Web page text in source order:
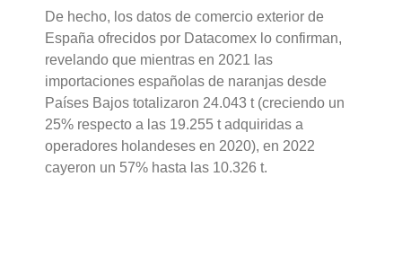
De hecho, los datos de comercio exterior de
España ofrecidos por Datacomex lo confirman,
revelando que mientras en 2021 las
importaciones españolas de naranjas desde
Países Bajos totalizaron 24.043 t (creciendo un
25% respecto a las 19.255 t adquiridas a
operadores holandeses en 2020), en 2022
cayeron un 57% hasta las 10.326 t.